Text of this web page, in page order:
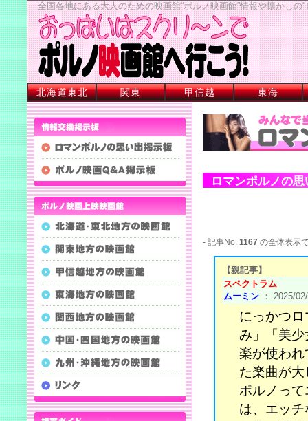
全国各地にある大人のための映画館“ポルノ映画館”情報や懐かし
ロマンポルノの
- 記事No. 1167 の全体表示
【親記事】
スペクトラム
ムーミン ： 2025/
にっかつ
み」「美
楽が使わ
た楽曲が
ポルノっ
は、エッ
北海道東北 関東 甲信越 東海